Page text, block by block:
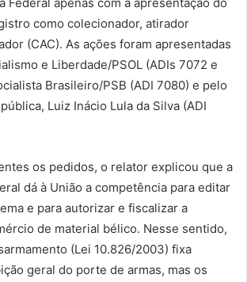
como colecionador, atirador
(CAC). As ações foram apresentadas
e Liberdade/PSOL (ADIs 7072 e
Brasileiro/PSB (ADI 7080) e pelo
Luiz Inácio Lula da Silva (ADI
os pedidos, o relator explicou que a
dá à União a competência para editar
e para autorizar e fiscalizar a
de material bélico. Nesse sentido,
(Lei 10.826/2003) fixa
geral do porte de armas, mas os